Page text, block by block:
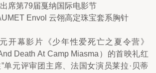
席第79届戛纳国际电影节
Envol 云翎高定珠宝套系胸针
开幕影片《少年性爱死亡之夏令营》
Death At Camp Miasma）的首映礼红
单元评审团主席、法国女演员莱拉·贝蒂‌